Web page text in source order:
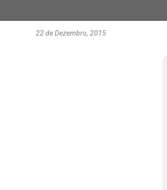
22 de Dezembro, 2015